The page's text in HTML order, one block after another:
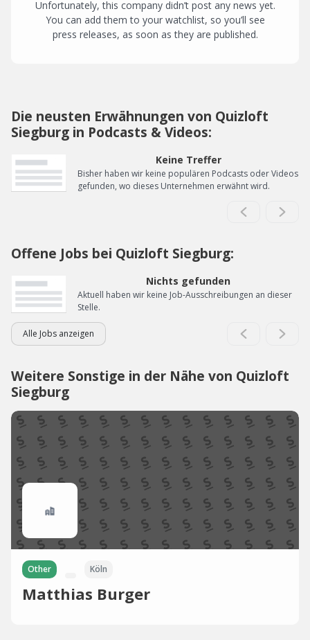
Unfortunately, this company didn’t post any news yet.
You can add them to your watchlist, so you’ll see
press releases, as soon as they are published.
Die neusten Erwähnungen von Quizloft
Siegburg in Podcasts & Videos:
Keine Treffer
Bisher haben wir keine populären Podcasts oder Videos
gefunden, wo dieses Unternehmen erwähnt wird.
Offene Jobs bei Quizloft Siegburg:
Nichts gefunden
Aktuell haben wir keine Job-Ausschreibungen an dieser
Stelle.
Alle Jobs anzeigen
Weitere Sonstige in der Nähe von Quizloft
Siegburg
Other Köln
Matthias Burger